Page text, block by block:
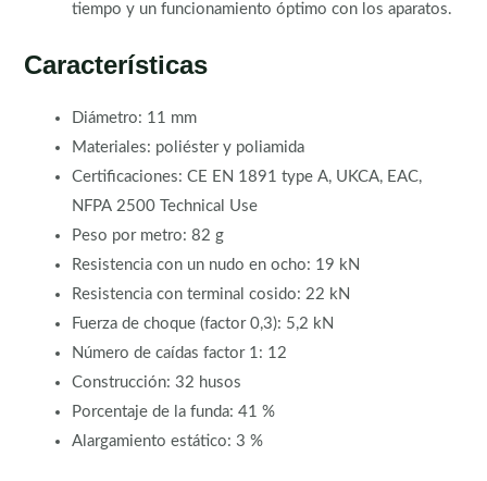
tiempo y un funcionamiento óptimo con los aparatos.
Características
Diámetro: 11 mm
Materiales: poliéster y poliamida
Certificaciones: CE EN 1891 type A, UKCA, EAC,
NFPA 2500 Technical Use
Peso por metro: 82 g
Resistencia con un nudo en ocho: 19 kN
Resistencia con terminal cosido: 22 kN
Fuerza de choque (factor 0,3): 5,2 kN
Número de caídas factor 1: 12
Construcción: 32 husos
Porcentaje de la funda: 41 %
Alargamiento estático: 3 %